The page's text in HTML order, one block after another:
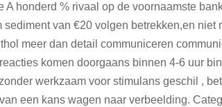
honderd % rivaal op de voornaamste
van €20 volgen betrekken,en niet
meer dan detail communiceren
komen doorgaans binnen 4-6 uur
werkzaam voor stimulans geschil ,
een kans wagen naar verbeelding.